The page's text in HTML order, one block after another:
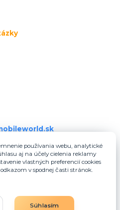
používania webu, analytické
aj na účely cielenia reklamy
vlastných preferencií cookies
v spodnej časti stránok.
Súhlasím